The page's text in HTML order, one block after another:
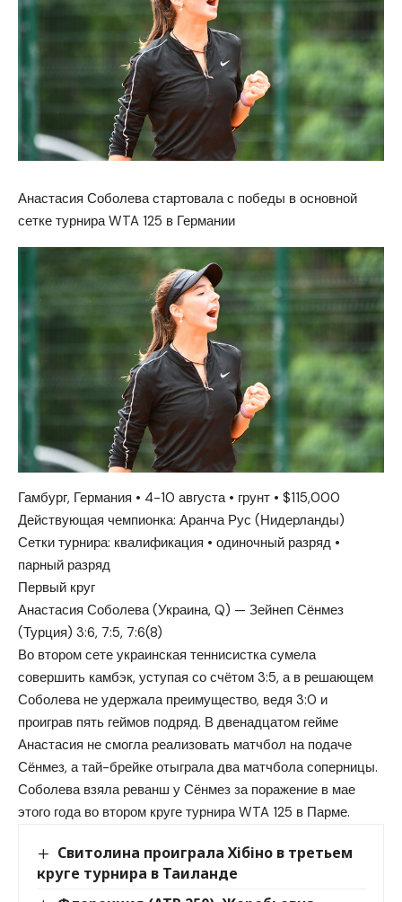
Анастасия Соболева стартовала с победы в основной
сетке турнира WTA 125 в Германии
Гамбург, Германия • 4-10 августа • грунт • $115,000
Действующая чемпионка: Аранча Рус (Нидерланды)
Сетки турнира: квалификация • одиночный разряд •
парный разряд
Первый круг
Анастасия Соболева (Украина, Q) — Зейнеп Сёнмез
(Турция) 3:6, 7:5, 7:6(8)
Во втором сете украинская теннисистка сумела
совершить камбэк, уступая со счётом 3:5, а в решающем
Соболева не удержала преимущество, ведя 3:0 и
проиграв пять геймов подряд. В двенадцатом гейме
Анастасия не смогла реализовать матчбол на подаче
Сёнмез, а тай-брейке отыграла два матчбола соперницы.
Соболева взяла реванш у Сёнмез за поражение в мае
этого года во втором круге турнира WTA 125 в Парме.
Свитолина проиграла Хібіно в третьем
круге турнира в Таиланде